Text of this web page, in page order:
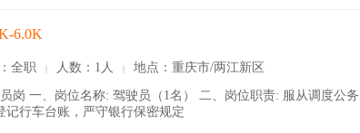
6.0K
全职 | 人数：1人 | 地点：重庆市/两江新区
岗 一、岗位名称: 驾驶员（1名） 二、岗位职责: 服从调度公务
记行车台账，严守银行保密规定